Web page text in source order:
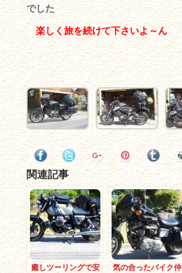
でした
楽しく旅を続けて下さいよ～ん
関連記事
癒しツーリングで安
気の合ったバイク仲